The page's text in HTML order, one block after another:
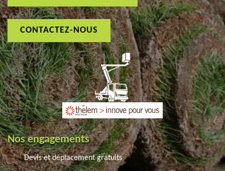
CONTACTEZ-NOUS
Nos engagements
Devis et déplacement gratuits